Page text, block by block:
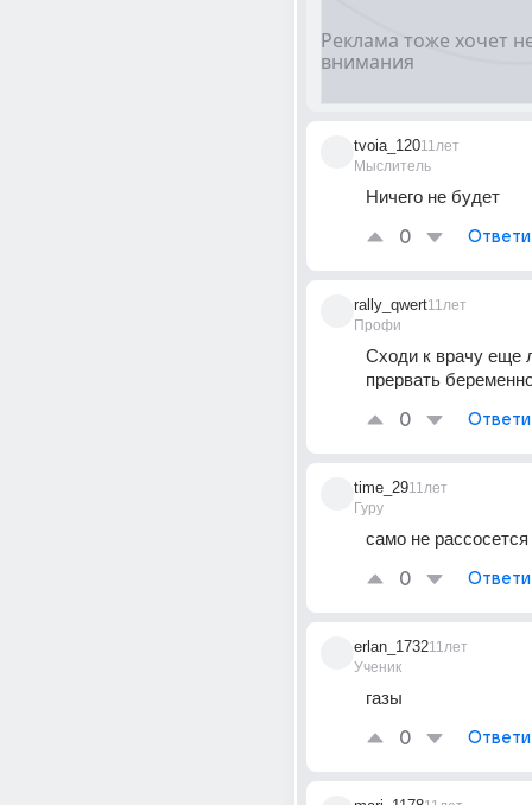
tvoia_120
Мыслитель
11лет
Ничего не будет
0
rally_qwert
Профи
11лет
Сходи к врачу еще
прервать
0
time_29
Гуру
11лет
само не рассосется
0
erlan_1732
Ученик
11лет
газы
0